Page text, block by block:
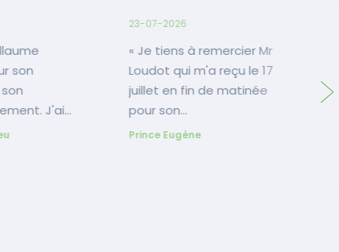
son
J'ai
23-07-2026
« Je tiens à remercier Mr
Loudot qui m'a reçu le 17
juillet en fin de matinée
pour son
professionnalisme et sa
Prince Eugène